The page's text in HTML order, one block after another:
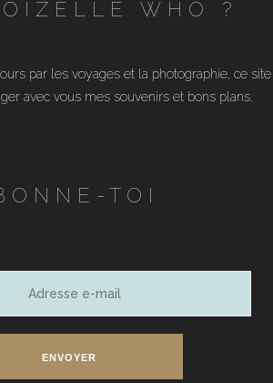
WHO ?
par les voyages et la photographie, ce site
avec vous mes souvenirs et bons plans.
TOI
ENVOYER